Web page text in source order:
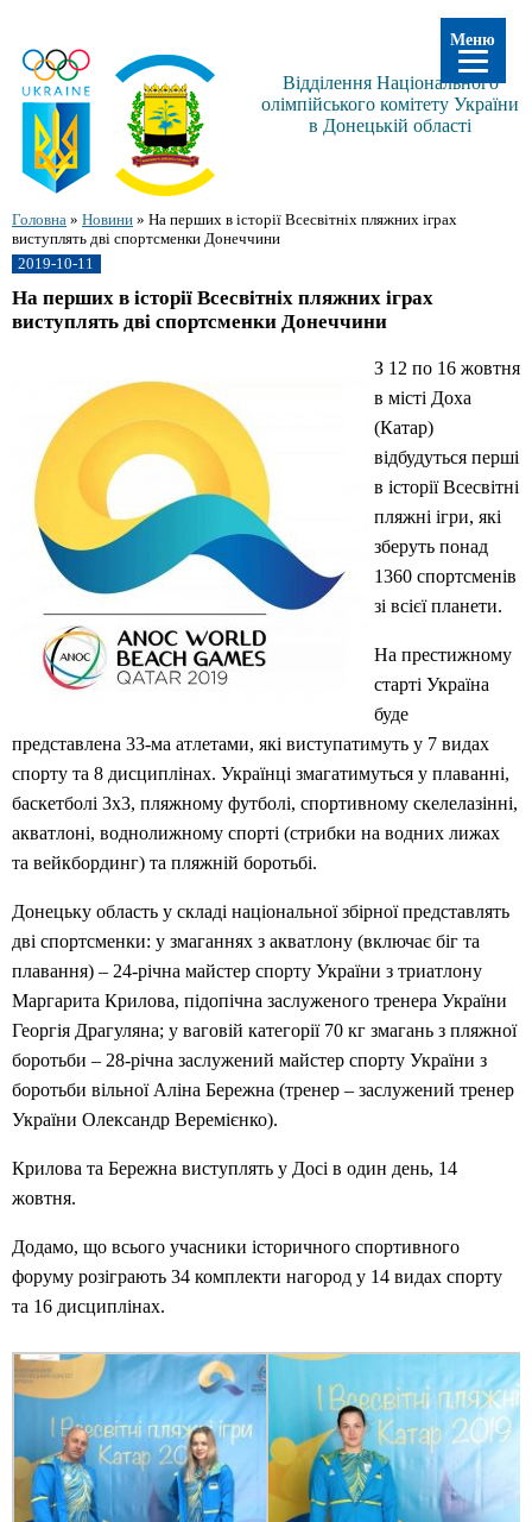
Відділення Національного
олімпійського комітету України
в Донецькій області
Головна » Новини » На перших в історії Всесвітніх пляжних іграх
виступлять дві спортсменки Донеччини
2019-10-11
На перших в історії Всесвітніх пляжних іграх
виступлять дві спортсменки Донеччини
З 12 по 16 жовтня
в місті Доха
(Катар)
відбудуться перші
в історії Всесвітні
пляжні ігри, які
зберуть понад
1360 спортсменів
зі всієї планети.
На престижному
старті Україна
буде
представлена 33-ма атлетами, які виступатимуть у 7 видах
спорту та 8 дисциплінах. Українці змагатимуться у плаванні,
баскетболі 3х3, пляжному футболі, спортивному скелелазінні,
акватлоні, воднолижному спорті (стрибки на водних лижах
та вейкбординг) та пляжній боротьбі.
Донецьку область у складі національної збірної представлять
дві спортсменки: у змаганнях з акватлону (включає біг та
плавання) – 24-річна майстер спорту України з триатлону
Маргарита Крилова, підопічна заслуженого тренера України
Георгія Драгуляна; у ваговій категорії 70 кг змагань з пляжної
боротьби – 28-річна заслужений майстер спорту України з
боротьби вільної Аліна Бережна (тренер – заслужений тренер
України Олександр Веремієнко).
Крилова та Бережна виступлять у Досі в один день, 14
жовтня.
Додамо, що всього учасники історичного спортивного
форуму розіграють 34 комплекти нагород у 14 видах спорту
та 16 дисциплінах.
Меню